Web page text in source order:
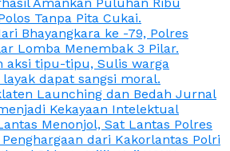
Tanpa Pita Cukai.
Bhayangkara ke -79, Polres
Lomba Menembak 3 Pilar.
aksi tipu-tipu, Sulis warga
dapat sangsi moral.
Launching dan Bedah Jurnal
Kekayaan Intelektual
Menonjol, Sat Lantas Polres
dari Kakorlantas Polri